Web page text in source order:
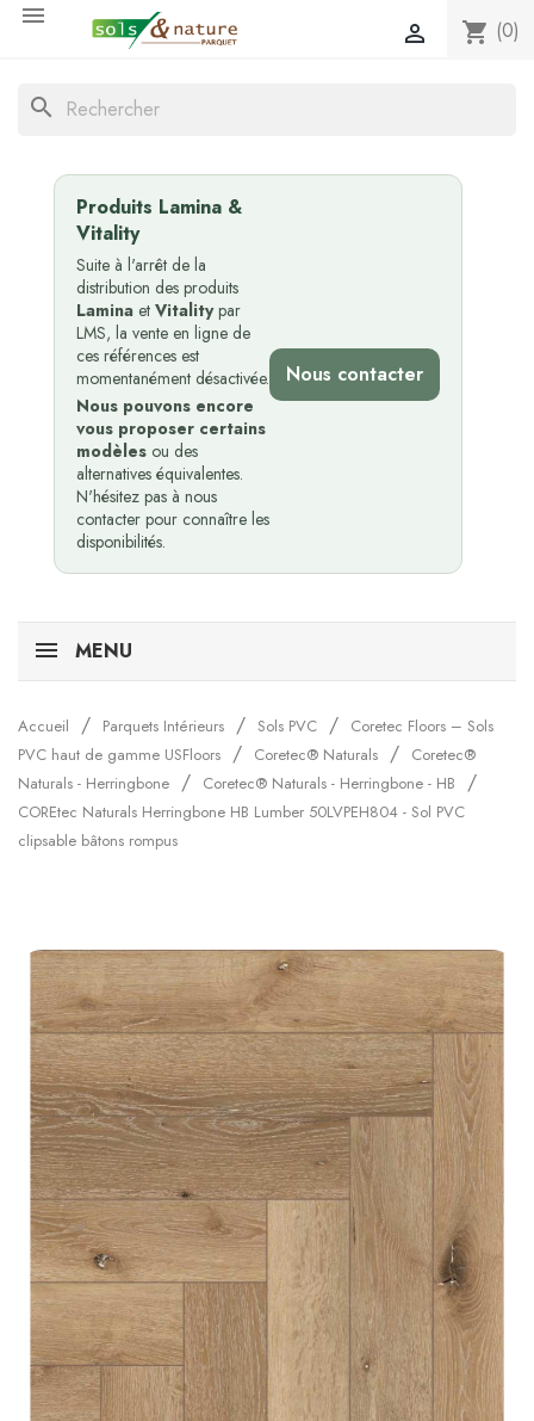

shopping_cart (0)

search
Produits Lamina &
Vitality
Suite à l'arrêt de la
distribution des produits
Lamina et Vitalitypar
LMS, la vente en ligne de
ces références est
momentanément désactivée.
Nous pouvons encore
vous proposer certains
modèles ou des
alternatives équivalentes.
N'hésitez pas à nous
contacter pour connaître les
disponibilités.
Nous contacter
MENU
Accueil Parquets Intérieurs Sols PVC
Coretec Floors – Sols
PVC haut de gamme USFloors
Coretec® Naturals
Coretec®
Naturals - Herringbone
Coretec® Naturals - Herringbone - HB
COREtec Naturals Herringbone HB Lumber 50LVPEH804 - Sol PVC
clipsable bâtons rompus